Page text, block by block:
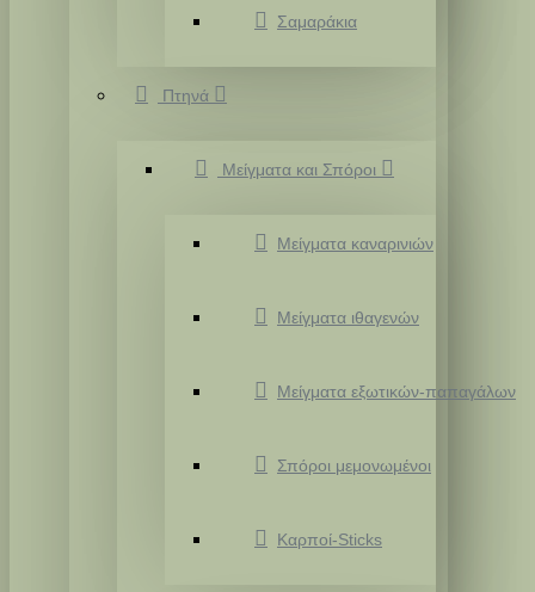
Σαμαράκια
Πτηνά
Μείγματα και Σπόροι
Μείγματα καναρινιών
Μείγματα ιθαγενών
Μείγματα εξωτικών-παπαγάλων
Σπόροι μεμονωμένοι
Καρποί-Sticks